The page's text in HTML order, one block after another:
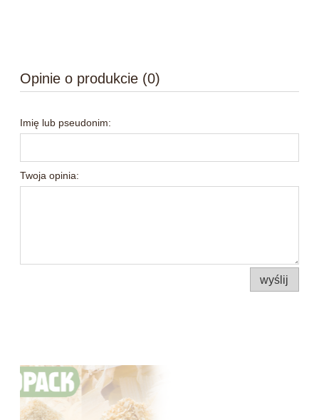
Opinie o produkcie (0)
Imię lub pseudonim:
Twoja opinia:
wyślij